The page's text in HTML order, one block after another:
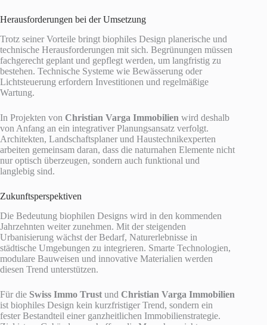
Herausforderungen bei der Umsetzung
Trotz seiner Vorteile bringt biophiles Design planerische und
technische Herausforderungen mit sich. Begrünungen müssen
fachgerecht geplant und gepflegt werden, um langfristig zu
bestehen. Technische Systeme wie Bewässerung oder
Lichtsteuerung erfordern Investitionen und regelmäßige
Wartung.
In Projekten von Christian Varga Immobilien wird deshalb
von Anfang an ein integrativer Planungsansatz verfolgt.
Architekten, Landschaftsplaner und Haustechnikexperten
arbeiten gemeinsam daran, dass die naturnahen Elemente nicht
nur optisch überzeugen, sondern auch funktional und
langlebig sind.
Zukunftsperspektiven
Die Bedeutung biophilen Designs wird in den kommenden
Jahrzehnten weiter zunehmen. Mit der steigenden
Urbanisierung wächst der Bedarf, Naturerlebnisse in
städtische Umgebungen zu integrieren. Smarte Technologien,
modulare Bauweisen und innovative Materialien werden
diesen Trend unterstützen.
Für die Swiss Immo Trust und Christian Varga Immobilien
ist biophiles Design kein kurzfristiger Trend, sondern ein
fester Bestandteil einer ganzheitlichen Immobilienstrategie.